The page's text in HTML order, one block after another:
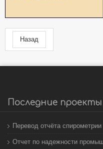
Назад
Последние проекты
Перевод отчёта
Отчет по надежности